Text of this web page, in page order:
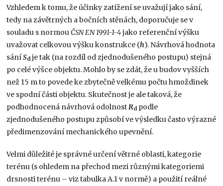
Vzhledem k tomu, že účinky zatížení se uvažují jako sání,
tedy na závětrných a bočních stěnách, doporučuje se v
souladu s normouČSN EN 1991-1-4jako referenční výšku
uvažovat celkovou výšku konstrukce (h). Návrhová hodnota
sáníSd je tak (na rozdíl od zjednodušeného postupu) stejná
po celé výšce objektu. Mohlo by se zdát, že u budov vyšších
než 15 m to povede ke zbytečně velkému počtu hmoždinek
ve spodní části objektu. Skutečnost je ale taková, že
podhodnocená návrhová odolnost Rd podle
zjednodušeného postupu způsobí ve výsledku často výrazné
předimenzování mechanického upevnění.
Velmi důležité je správné určení větrné oblasti, kategorie
terénu (s ohledem na přechod mezi různými kategoriemi
drsnosti terénu – viz tabulka A.1 v normě) a použití reálné